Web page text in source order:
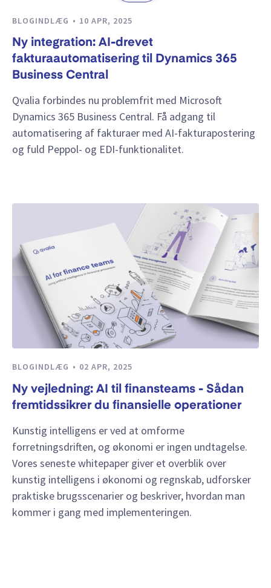
BLOGINDLÆG 10 APR, 2025
Ny integration: AI-drevet
fakturaautomatisering til Dynamics 365
Business Central
Qvalia forbindes nu problemfrit med Microsoft
Dynamics 365 Business Central. Få adgang til
automatisering af fakturaer med AI-fakturapostering
og fuld Peppol- og EDI-funktionalitet.
BLOGINDLÆG 02 APR, 2025
Ny vejledning: AI til finansteams - Sådan
fremtidssikrer du finansielle operationer
Kunstig intelligens er ved at omforme
forretningsdriften, og økonomi er ingen undtagelse.
Vores seneste whitepaper giver et overblik over
kunstig intelligens i økonomi og regnskab, udforsker
praktiske brugsscenarier og beskriver, hvordan man
kommer i gang med implementeringen.